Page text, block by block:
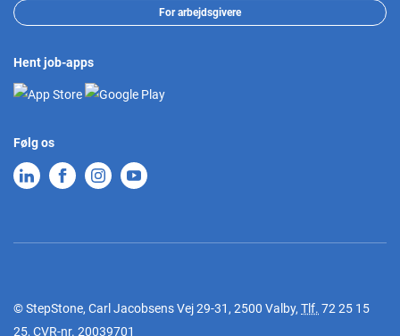
For arbejdsgivere
Hent job-apps
Følg os
© StepStone, Carl Jacobsens Vej 29-31, 2500 Valby, Tlf. 72 25 15
25, CVR-nr. 20039701